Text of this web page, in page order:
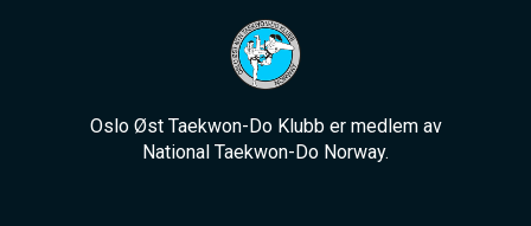
Oslo Øst Taekwon-Do Klubb er medlem av
National Taekwon-Do Norway.